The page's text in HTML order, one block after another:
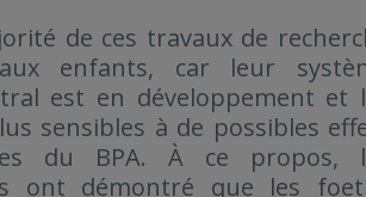
de ces travaux de
aux enfants, car leur
est en développement et
sensibles à de possibles
du BPA. À ce propos,
ont démontré que les